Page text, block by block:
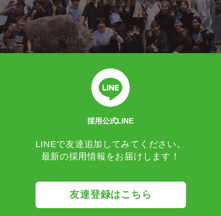
採用公式LINE
LINEで友達追加してみてください。
最新の採用情報をお届けします！
友達登録はこちら